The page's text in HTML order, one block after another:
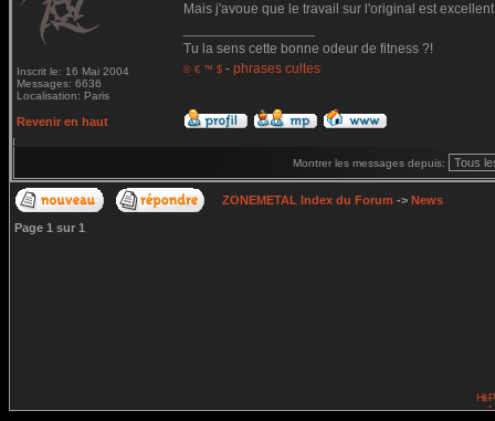
Inscrit le: 16 Mai 2004
Messages: 6636
Localisation: Paris
Mais j'avoue que le travail sur l'original est
Tu la sens cette bonne odeur de fitness ?!
© € ™ $ - phrases cultes
Revenir en haut
Montrer les messages depuis:
ZONEMETAL Index du Forum -> News
Page 1 sur 1